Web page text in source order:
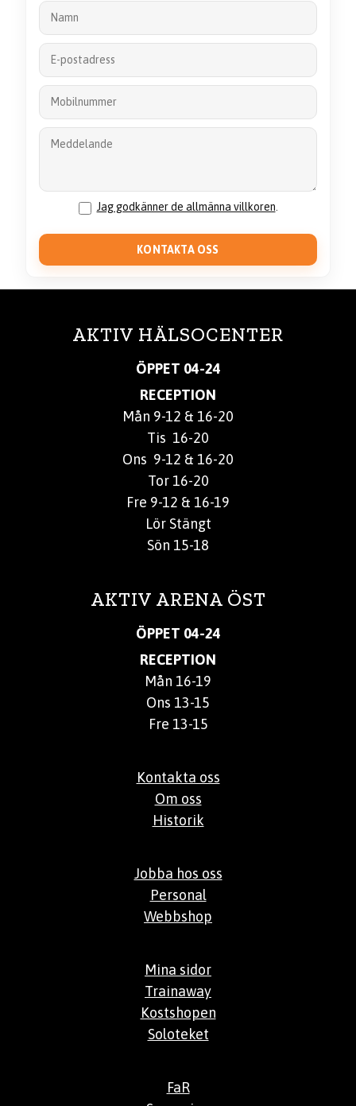
Jag godkänner de allmänna villkoren
AKTIV HÄLSOCENTER
ÖPPET 04-24
RECEPTION
Mån 9-12 & 16-20
Tis 16-20
Ons 9-12 & 16-20
Tor 16-20
Fre 9-12 & 16-19
Lör Stängt
Sön 15-18
AKTIV ARENA ÖST
ÖPPET 04-24
RECEPTION
Mån 16-19
Ons 13-15
Fre 13-15
Kontakta oss
Om oss
Historik
Jobba hos oss
Personal
Webbshop
Mina sidor
Trainaway
Kostshopen
Soloteket
FaR